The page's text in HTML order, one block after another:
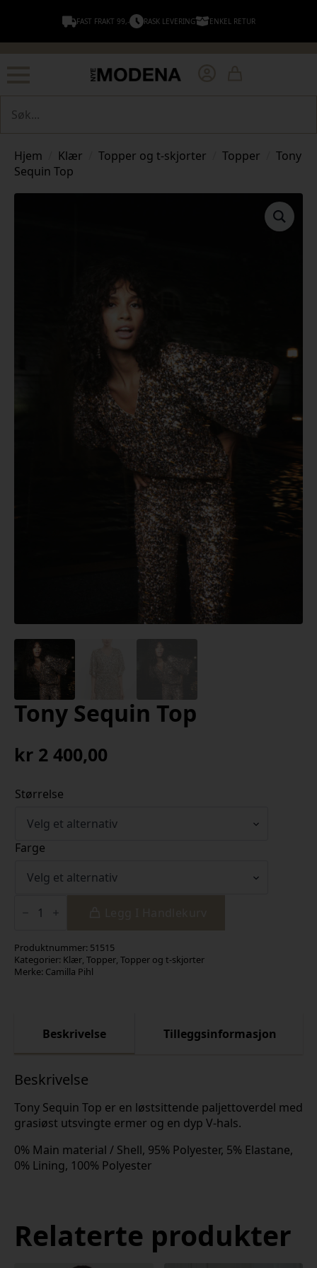
FAST FRAKT 99,- RASK LEVERING ENKEL RETUR
Hjem Klær Topper og t-skjorter Topper
Tony
Sequin Top
Tony Sequin Top
kr 2 400,00
Størrelse
Farge
Sequin
Produktnummer: 51515
Kategorier: Klær, Topper, Topper og t-skjorter
Merke: Camilla Pihl
Beskrivelse Tilleggsinformasjon
Beskrivelse
Tony Sequin Top er en løstsittende paljettoverdel med
grasiøst utsvingte ermer og en dyp V-hals.
0% Main material / Shell, 95% Polyester, 5% Elastane,
0% Lining, 100% Polyester
Relaterte produkter